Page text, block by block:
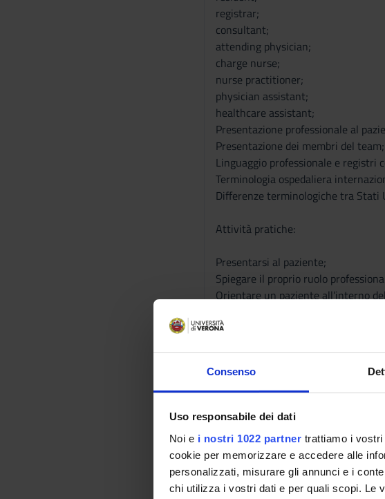
Consenso
Uso responsabile dei dati
Noi e i nostri 1022 partner trattiamo i
cookie per memorizzare e accedere alle
personalizzati, misurare gli annunci e i
chi utilizza i vostri dati e per quali scopi. Le
registrar;
consultant;
attending physician;
charge nurse;
nurse practitioner;
physician assistant;
healthcare assistant;
Presentazione professionale al
Presentazione dei membri del team;
Linguaggio professionale e registri
Terminologia ospedaliera
Differenze terminologiche tra Stati
Attività pratiche:
Presentarsi al paziente;
Spiegare il proprio ruolo
Orientare un paziente all’interno
Comunicazione terapeutica;
Accoglienza del paziente;
Motivo della visita / Motivo del
Anamnesi medica;
Anamnesi chirurgica;
Anamnesi familiare;